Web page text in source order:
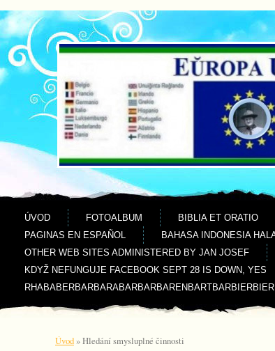
Jdi na obsah
Jdi na menu
ÚVOD FOTOALBUM BIBLIA ET ORATIO
PAGINAS EN ESPAÑOL
BAHASA INDONESIA
OTHER WEB SITES ADMINISTERED BY JAN JOSEF
KDYŽ NEFUNGUJE FACEBOOK SEPT 28 IS DOWN, YES
RHABABERBARBARABARBARBARENBARTBARBIERBIER
Úvod»Hledání smysluplné činnosti